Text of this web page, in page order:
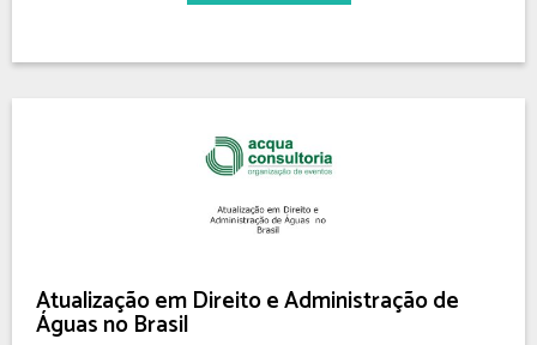
Atualização em Direito e Administração de
Águas no Brasil